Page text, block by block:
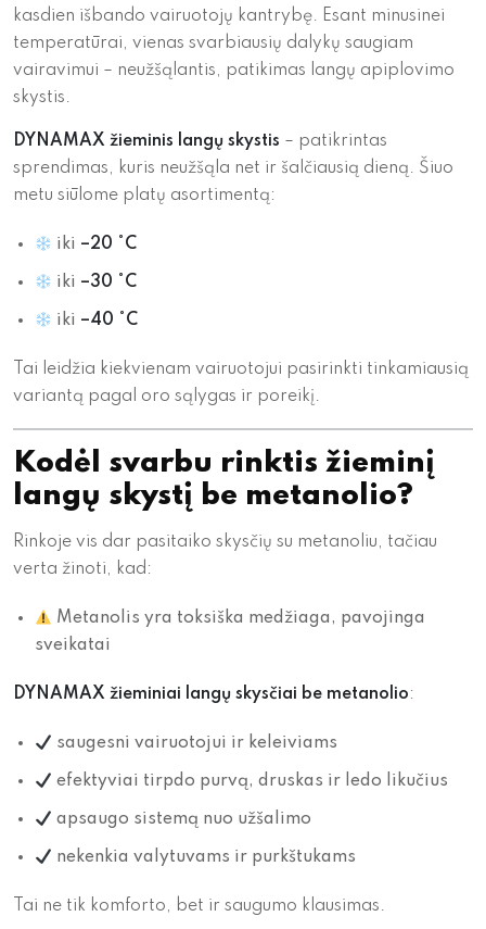
kasdien išbando vairuotojų kantrybę. Esant minusinei
temperatūrai, vienas svarbiausių dalykų saugiam
vairavimui – neužšąlantis, patikimas langų apiplovimo
skystis.
DYNAMAX žieminis langų skystis – patikrintas
sprendimas, kuris neužšąla net ir šalčiausią dieną. Šiuo
metu siūlome platų asortimentą:
iki –20 °C
iki –30 °C
iki –40 °C
Tai leidžia kiekvienam vairuotojui pasirinkti tinkamiausią
variantą pagal oro sąlygas ir poreikį.
Kodėl svarbu rinktis žieminį
langų skystį be metanolio?
Rinkoje vis dar pasitaiko skysčių su metanoliu, tačiau
verta žinoti, kad:
Metanolis yra toksiška medžiaga, pavojinga
sveikatai
DYNAMAX žieminiai langų skysčiai be metanolio:
saugesni vairuotojui ir keleiviams
efektyviai tirpdo purvą, druskas ir ledo likučius
apsaugo sistemą nuo užšalimo
nekenkia valytuvams ir purkštukams
Tai ne tik komforto, bet ir saugumo klausimas.